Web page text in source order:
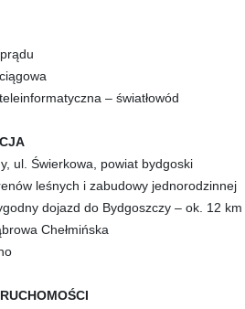
– światłowód
ul. Świerkowa, powiat bydgoski
leśnych i zabudowy jednorodzinnej
dojazd do Bydgoszczy – ok. 12 km
Chełmińska